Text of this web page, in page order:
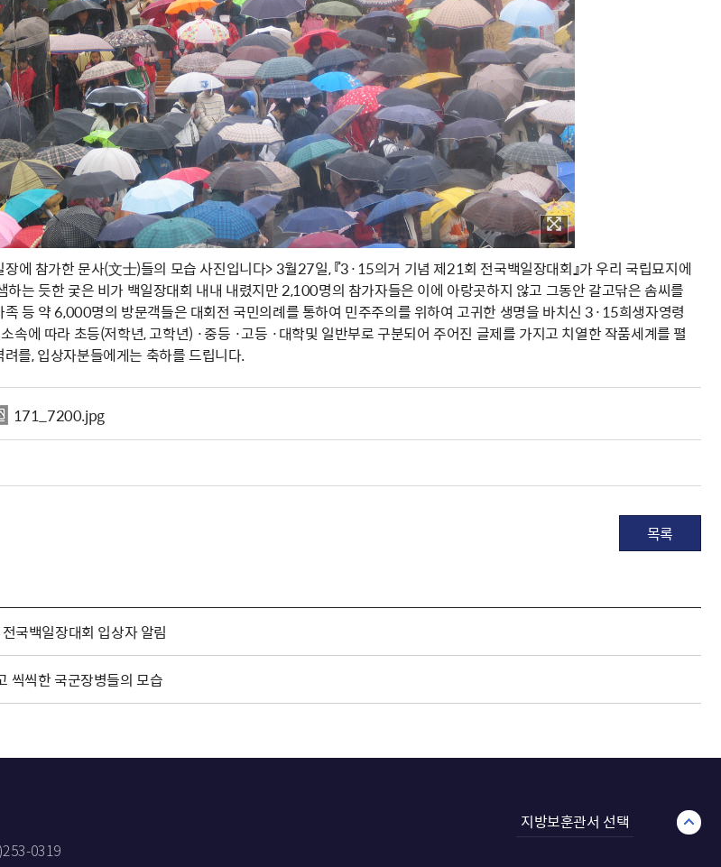
에 참가한 문사(文士)들의 모습 사진입니다> 3월27일, 『3·15의거 기념 제21회 전국백일장대회』가 우리 국립묘지에
하는 듯한 궂은 비가 백일장대회 내내 내렸지만 2,100명의 참가자들은 이에 아랑곳하지 않고 그동안 갈고닦은 솜씨를
등 약 6,000명의 방문객들은 대회전 국민의례를 통하여 민주주의를 위하여 고귀한 생명을 바치신 3·15희생자영령
속에 따라 초등(저학년, 고학년) ·중등 ·고등 ·대학및 일반부로 구분되어 주어진 글제를 가지고 치열한 작품세계를 펼
를, 입상자분들에게는 축하를 드립니다.
171_7200.jpg
목록
국백일장대회 입상자 알림
씩씩한 국군장병들의 모습
0319
지방보훈관서 선택